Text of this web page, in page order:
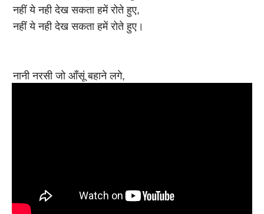
नहीं ये नही देख सकता हमें रोते हुए,
नहीं ये नही देख सकता हमें रोते हुए।
नानी नरसी जो आँसूं बहाने लगे,
नहीं ये नही देख सकता हमें रोते हुए,
नहीं ये नही देख सकता हमें रोते हुए।